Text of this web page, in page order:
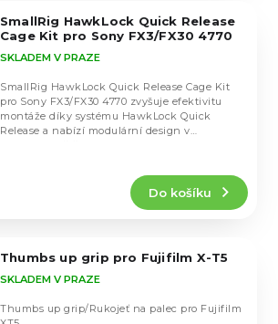
SmallRig HawkLock Quick Release
Cage Kit pro Sony FX3/FX30 4770
SKLADEM V PRAZE
Do košíku
SmallRig HawkLock Quick Release Cage Kit
pro Sony FX3/FX30 4770 zvyšuje efektivitu
montáže díky systému HawkLock Quick
Release a nabízí modulární design v
Thumbs up grip pro Fujifilm X-T5
SKLADEM V PRAZE
Thumbs up grip/Rukojeť na palec pro Fujifilm